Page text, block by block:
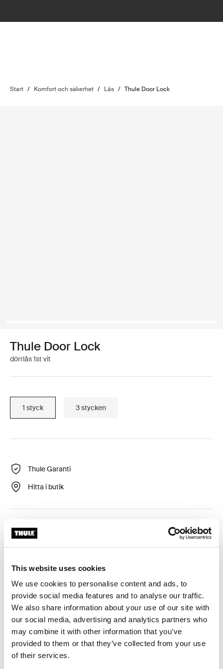
This website uses cookies
We use cookies to personalise content and ads, to
provide social media features and to analyse our traffic.
We also share information about your use of our site with
our social media, advertising and analytics partners who
may combine it with other information that you’ve
provided to them or that they’ve collected from your use
of their services.
Start / Komfort och säkerhet / Lås / Thule Door Lock
Thule Door Lock
dörrlås 1st vit
1 styck 3 stycken
Thule Garanti
Hitta i butik
Extra säkring av ditt privata utrymme.
Toggle features
Alla funktioner
Toggle techspec
Tekniska specifikationer
Toggle guides and instructions
Instruktioner